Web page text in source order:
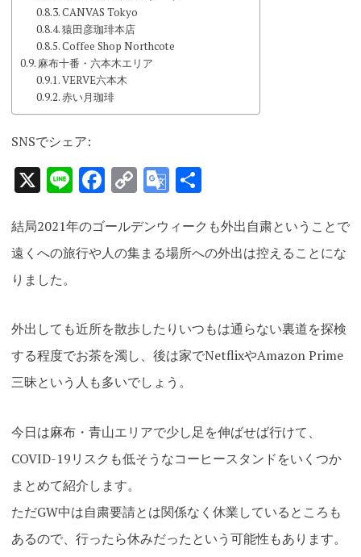
CANVAS Tokyo
猿田彦珈琲本店
Coffee Shop Northcote
麻布十番・六本木エリア
VERVE六本木
赤い月珈琲
SNSでシェア:
X LineFacebook
CopyGoogle
共
結局2021年のゴールデンウィークも外出自粛ということで
遠くへの旅行や人の集まる場所への外出は控えることにな
りました。
外出しても近所を散歩したりいつもは通らない裏道を探検
する程度でお茶を濁し、後は家でNetflixやAmazon Prime
三昧という人も多いでしょう。
今日は麻布・青山エリアで少し足を伸ばせば行けて、
COVID-19リスクも低そうなコーヒースタンドをいくつか
まとめて紹介します。
ただGW中は自粛要請とは関係なく休業しているところも
あるので、行ったら休みだったという可能性もあります。